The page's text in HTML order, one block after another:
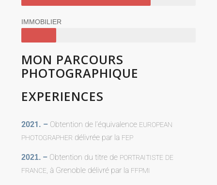
IMMOBILIER
MON PARCOURS
PHOTOGRAPHIQUE
EXPERIENCES
2021. – Obtention de l’é­qui­va­lence EUROPEAN
PHOTOGRAPHER déli­vrée par la FEP
2021. – Obtention du titre de PORTRAITISTE DE
FRANCE , à Grenoble déli­vré par la FFPMI